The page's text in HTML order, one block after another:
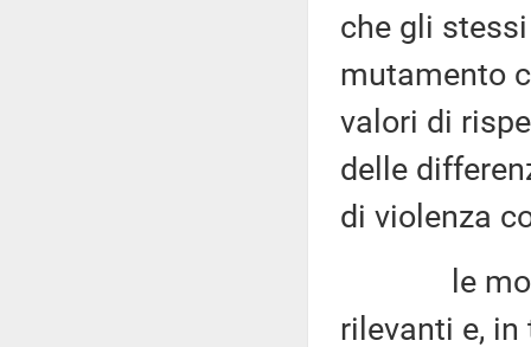
che gli
mutamento
valori di
delle
di violenza
le
rilevanti e,